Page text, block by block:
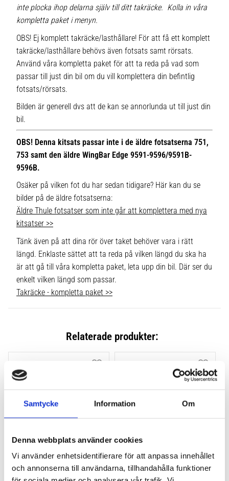
Samtycke Information Om
Denna webbplats använder cookies
Vi använder enhetsidentifierare för att anpassa innehållet
och annonserna till användarna, tillhandahålla funktioner
inte plocka ihop delarna själv till ditt takräcke. Kolla in våra
kompletta paket i menyn.
OBS! Ej komplett takräcke/lasthållare! För att få ett komplett
takräcke/lasthållare behövs även fotsats samt rörsats.
Använd våra kompletta paket för att ta reda på vad som
passar till just din bil om du vill komplettera din befintlig
fotsats/rörsats.
Bilden är generell dvs att de kan se annorlunda ut till just din
bil.
OBS! Denna kitsats passar inte i de äldre fotsatserna 751,
753 samt den äldre WingBar Edge 9591-9596/9591B-
9596B.
Osäker på vilken fot du har sedan tidigare? Här kan du se
bilder på de äldre fotsatserna:
Äldre Thule fotsatser som inte går att komplettera med nya
kitsatser >>
Tänk även på att dina rör över taket behöver vara i rätt
längd. Enklaste sättet att ta reda på vilken längd du ska ha
är att gå till våra kompletta paket, leta upp din bil. Där ser du
enkelt vilken längd som passar.
Takräcke - kompletta paket >>
Relaterade produkter:
THULE FLUSH RAIL EVO
4-PACK 710600
THULE FLUSH RAIL
EDGE FOTSATS 4-PACK
Lägg